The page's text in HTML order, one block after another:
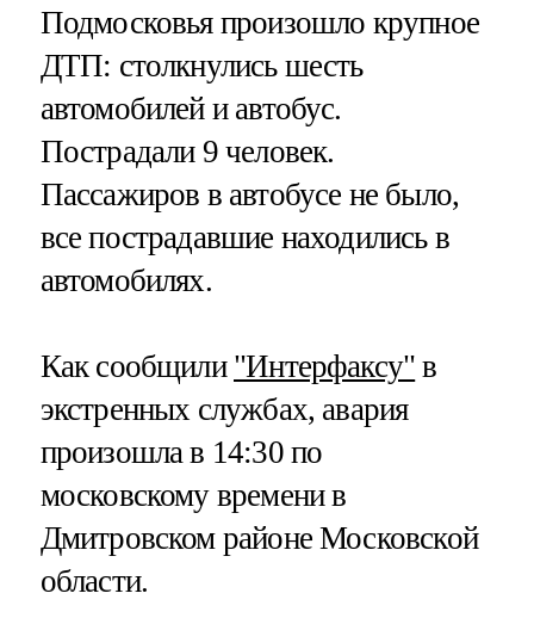
Подмосковья произошло крупное
ДТП: столкнулись шесть
автомобилей и автобус.
Пострадали 9 человек.
Пассажиров в автобусе не было,
все пострадавшие находились в
автомобилях.
Как сообщили "Интерфаксу" в
экстренных службах, авария
произошла в 14:30 по
московскому времени в
Дмитровском районе Московской
области.